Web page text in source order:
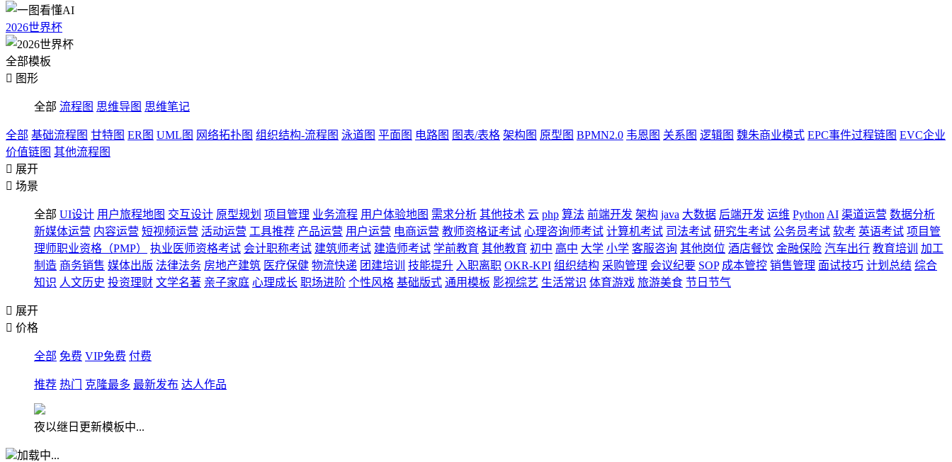
2026世界杯
全部模板
 图形
全部 流程图 思维导图 思维笔记
全部 基础流程图 甘特图 ER图 UML图 网络拓扑图 组织结构-流程图 泳道图 平面图 电路图 图表/表格 架构图 原型图 BPMN2.0 韦恩图 关系图 逻辑图 魏朱商业模式 EPC事件过程链图 EVC企业
价值链图 其他流程图
 展开
 场景
全部 UI设计 用户旅程地图 交互设计 原型规划 项目管理 业务流程 用户体验地图 需求分析 其他技术 云 php 算法 前端开发 架构 java 大数据 后端开发 运维 Python AI 渠道运营 数据分析
新媒体运营 内容运营 短视频运营 活动运营 工具推荐 产品运营 用户运营 电商运营 教师资格证考试 心理咨询师考试 计算机考试 司法考试 研究生考试 公务员考试 软考 英语考试 项目管
理师职业资格（PMP）
执业医师资格考试 会计职称考试 建筑师考试 建造师考试 学前教育 其他教育 初中 高中 大学 小学 客服咨询 其他岗位 酒店餐饮 金融保险 汽车出行 教育培训
加工
制造 商务销售 媒体出版 法律法务 房地产建筑 医疗保健 物流快递 团建培训 技能提升 入职离职 OKR-KPI 组织结构 采购管理 会议纪要 SOP 成本管控 销售管理 面试技巧 计划总结 综合
知识 人文历史 投资理财 文学名著 亲子家庭 心理成长 职场进阶 个性风格 基础版式 通用模板 影视综艺 生活常识 体育游戏 旅游美食 节日节气
 展开
 价格
全部 免费 VIP免费 付费
推荐 热门 克隆最多 最新发布 达人作品
夜以继日更新模板中...
加载中...